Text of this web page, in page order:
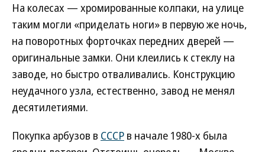
На колесах — хромированные колпаки, на улице
таким могли «приделать ноги» в первую же ночь,
на поворотных форточках передних дверей —
оригинальные замки. Они клеились к стеклу на
заводе, но быстро отваливались. Конструкцию
неудачного узла, естественно, завод не менял
десятилетиями.
Покупка арбузов в СССР в начале 1980-х была